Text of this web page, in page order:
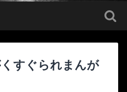
すぐられまんが